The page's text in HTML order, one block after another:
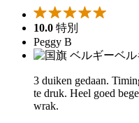
10.0 特別
Peggy B
ベル
3 duiken gedaan.
te druk. Heel goed
wrak.